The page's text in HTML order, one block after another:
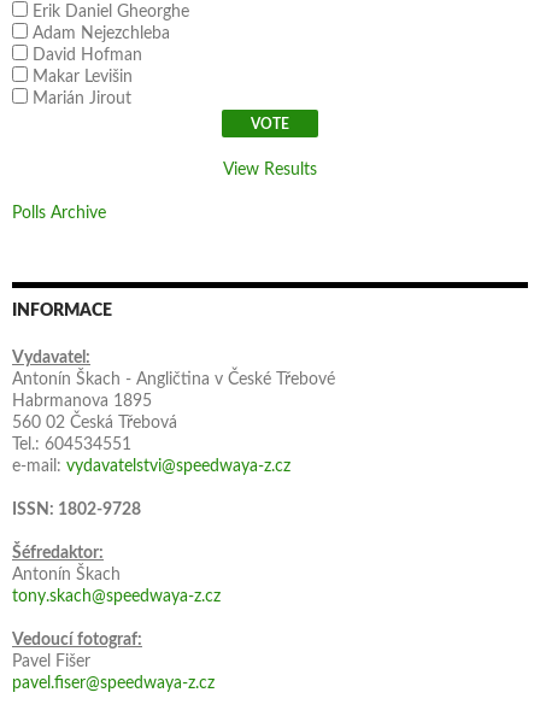
Erik Daniel Gheorghe
Adam Nejezchleba
David Hofman
Makar Levišin
Marián Jirout
View Results
Polls Archive
INFORMACE
Vydavatel:
Antonín Škach - Angličtina v České Třebové
Habrmanova 1895
560 02 Česká Třebová
Tel.: 604534551
e-mail: vydavatelstvi@speedwaya-z.cz
ISSN: 1802-9728
Šéfredaktor:
Antonín Škach
tony.skach@speedwaya-z.cz
Vedoucí fotograf:
Pavel Fišer
pavel.fiser@speedwaya-z.cz